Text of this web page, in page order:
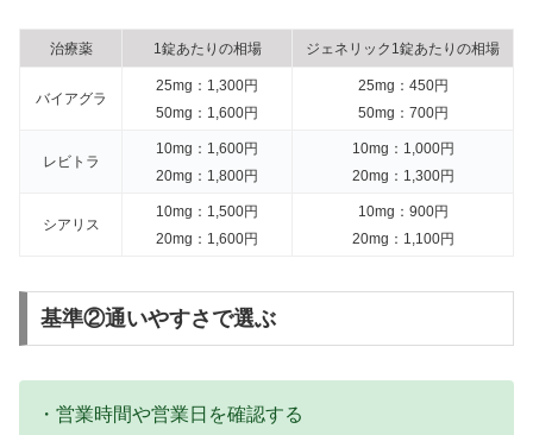
治療薬 1錠あたりの相場 ジェネリック1錠あたりの相場
バイアグラ
25mg：1,300円
50mg：1,600円
25mg：450円
50mg：700円
レビトラ
10mg：1,600円
20mg：1,800円
10mg：1,000円
20mg：1,300円
シアリス
10mg：1,500円
20mg：1,600円
10mg：900円
20mg：1,100円
基準②通いやすさで選ぶ
・営業時間や営業日を確認する